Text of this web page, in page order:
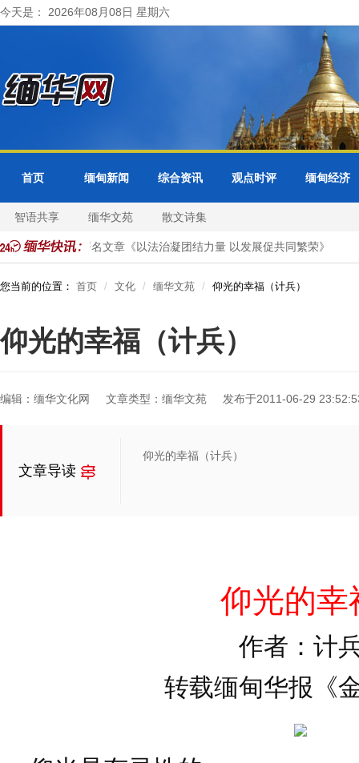
今天是： 2026年08月08日 星期六
首页 缅甸新闻 综合资讯 观点时评 缅甸经济
智语共享 缅华文苑 散文诗集
甸官媒发表署名文章《以法治凝团结力量 以发展促共同繁荣》
您当前的位置： 首页 文化 缅华文苑 仰光的幸福（计兵）
仰光的幸福（计兵）
编辑：缅华文化网 文章类型：缅华文苑 发布于2011-06-29
文章导读
仰光的幸福（计兵）
仰光的幸
作者：计
转载缅甸华报《